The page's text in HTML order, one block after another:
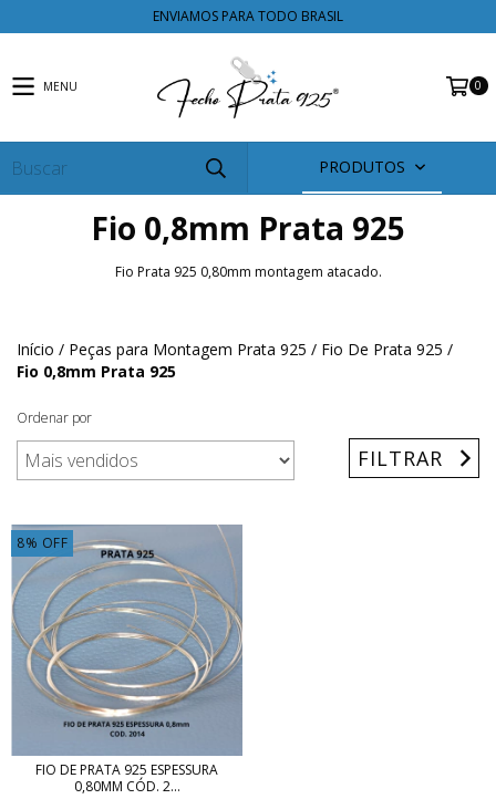
ENVIAMOS PARA TODO BRASIL
MENU 0
PRODUTOS
Fio 0,8mm Prata 925
Fio Prata 925 0,80mm montagem atacado.
Início / Peças para Montagem Prata 925 / Fio De Prata 925 /
Fio 0,8mm Prata 925
Ordenar por
FILTRAR
8% OFF
FIO DE PRATA 925 ESPESSURA
0,80MM CÓD. 2...